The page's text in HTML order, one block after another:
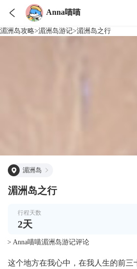
 Anna喵喵
湄洲岛攻略>湄洲岛游记>湄洲岛之行
湄洲岛
湄洲岛之行
行程天数
2天
> Anna喵喵湄洲岛游记评论
这个地方在我心中，在我人生的前